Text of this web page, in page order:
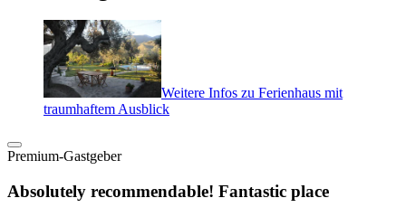
Weitere Infos zu Ferienhaus mit
traumhaftem Ausblick
Premium-Gastgeber
Absolutely recommendable! Fantastic place